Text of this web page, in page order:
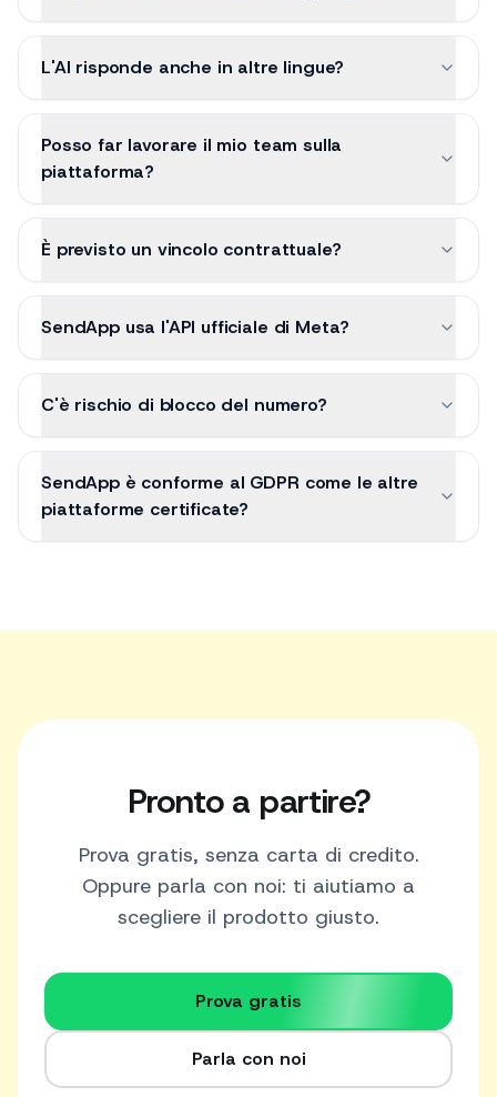
L'AI risponde anche in altre lingue?
Posso far lavorare il mio team sulla
piattaforma?
È previsto un vincolo contrattuale?
SendApp usa l'API ufficiale di Meta?
C'è rischio di blocco del numero?
SendApp è conforme al GDPR come le altre
piattaforme certificate?
Pronto a partire?
Prova gratis, senza carta di credito.
Oppure parla con noi: ti aiutiamo a
scegliere il prodotto giusto.
Prova gratis
Parla con noi